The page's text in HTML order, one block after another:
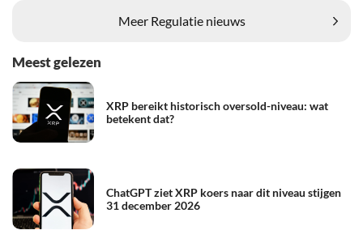
Meer Regulatie nieuws
Meest gelezen
XRP bereikt historisch oversold-niveau: wat
betekent dat?
ChatGPT ziet XRP koers naar dit niveau stijgen
31 december 2026